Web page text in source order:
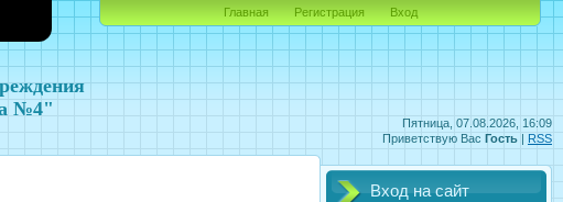
Пятница, 07.08.2026, 16:09
Приветствую Вас Гость | RSS
№4"
Главная Регистрация Вход
Вход на сайт